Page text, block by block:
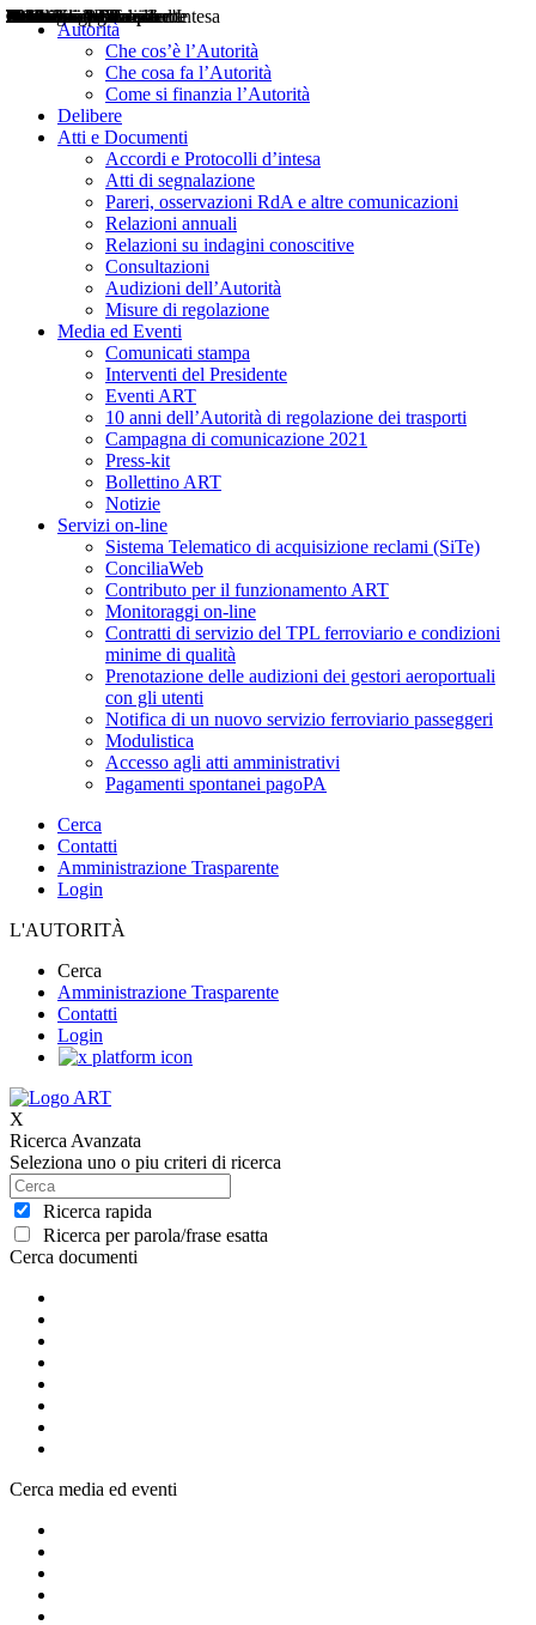
Autorità
Che cos’è l’Autorità
Che cosa fa l’Autorità
Come si finanzia l’Autorità
Delibere
Atti e Documenti
Accordi e Protocolli d’intesa
Atti di segnalazione
Pareri, osservazioni RdA e altre comunicazioni
Relazioni annuali
Relazioni su indagini conoscitive
Consultazioni
Audizioni dell’Autorità
Misure di regolazione
Media ed Eventi
Comunicati stampa
Interventi del Presidente
Eventi ART
10 anni dell’Autorità di regolazione dei trasporti
Campagna di comunicazione 2021
Press-kit
Bollettino ART
Notizie
Servizi on-line
Sistema Telematico di acquisizione reclami (SiTe)
ConciliaWeb
Contributo per il funzionamento ART
Monitoraggi on-line
Contratti di servizio del TPL ferroviario e condizioni
minime di qualità
Prenotazione delle audizioni dei gestori aeroportuali
con gli utenti
Notifica di un nuovo servizio ferroviario passeggeri
Modulistica
Accesso agli atti amministrativi
Pagamenti spontanei pagoPA
Cerca
Contatti
Amministrazione Trasparente
Login
L'AUTORITÀ
Cerca
Amministrazione Trasparente
Contatti
Login
X
Ricerca Avanzata
Seleziona uno o piu criteri di ricerca
Ricerca rapida
Ricerca per parola/frase esatta
Cerca documenti
Delibere
Pareri
Consultazioni
Audizioni
Atti di Segnalazione
Accordi e Protocolli d'Intesa
Relazioni annuali
Misure di regolazione
Cerca media ed eventi
Notizie
Comunicati Stampa
Bollettini ART
Convegni ART
Interviste del Presidente
Articoli in primo piano
Interventi del Presidente
2004
2005
2010
2013
2014
2015
2016
2017
2018
2019
202
2020
2021
2022
2023
2024
2025
2026
Aereo
Marittimo
Terrestre